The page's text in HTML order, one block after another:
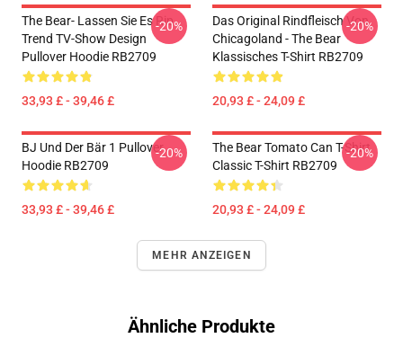
The Bear- Lassen Sie Es Rip
Trend TV-Show Design
Pullover Hoodie RB2709
33,93 £ - 39,46 £
-20%
Das Original Rindfleisch Von
Chicagoland - The Bear
Klassisches T-Shirt RB2709
20,93 £ - 24,09 £
-20%
BJ Und Der Bär 1 Pullover
Hoodie RB2709
33,93 £ - 39,46 £
-20%
The Bear Tomato Can T-Shirt
Classic T-Shirt RB2709
20,93 £ - 24,09 £
-20%
MEHR ANZEIGEN
Ähnliche Produkte